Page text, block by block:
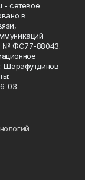
- сетевое
в
№ ФС77-88043.
Шарафутдинов
03